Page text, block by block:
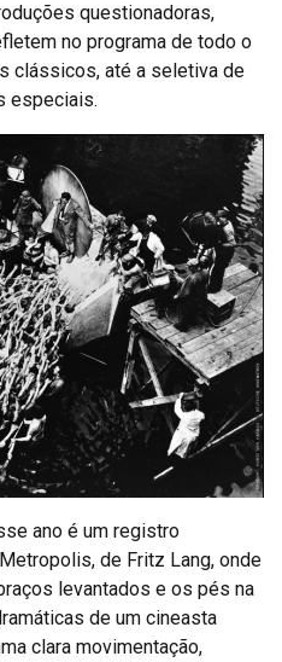
questionadoras,
no programa de todo o
clássicos, até a seletiva de
especiais.
ano é um registro
de Fritz Lang, onde
levantados e os pés na
de um cineasta
clara movimentação,